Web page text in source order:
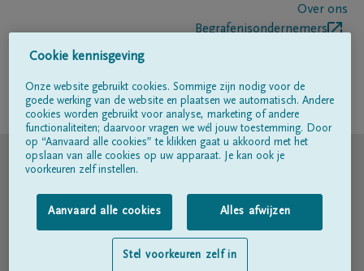
Over ons
Begrafenisondernemers
Volg ons op
© DELA
Gebruiksvoorwaarden
Privacyverklaring
Toegankelijkheidsverklaring
Cookie kennisgeving
Onze website gebruikt cookies. Sommige zijn nodig voor de
goede werking van de website en plaatsen we automatisch. Andere
cookies worden gebruikt voor analyse, marketing of andere
functionaliteiten; daarvoor vragen we wél jouw toestemming. Door
op “Aanvaard alle cookies” te klikken gaat u akkoord met het
opslaan van alle cookies op uw apparaat. Je kan ook je
voorkeuren zelf instellen.
Aanvaard alle cookies Alles afwijzen
Stel voorkeuren zelf in